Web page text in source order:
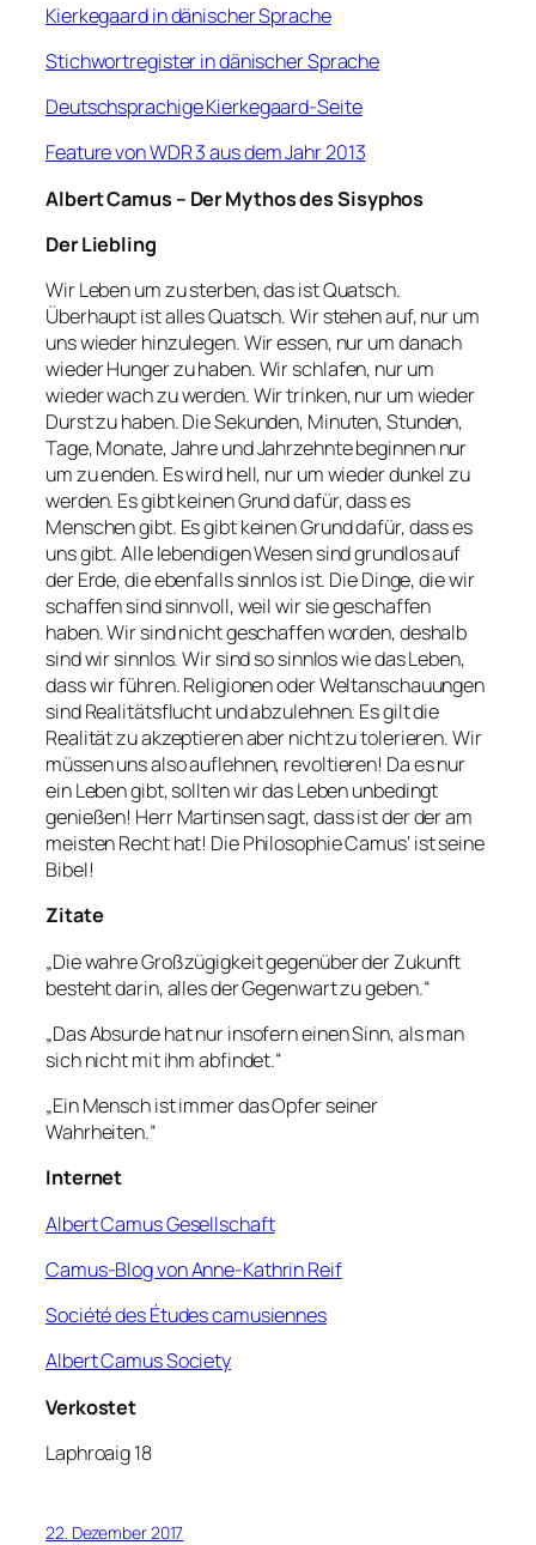
Kierkegaard in dänischer Sprache
Stichwortregister in dänischer Sprache
Deutschsprachige Kierkegaard-Seite
Feature von WDR 3 aus dem Jahr 2013
Albert Camus – Der Mythos des Sisyphos
Der Liebling
Wir Leben um zu sterben, das ist Quatsch.
Überhaupt ist alles Quatsch. Wir stehen auf, nur um
uns wieder hinzulegen. Wir essen, nur um danach
wieder Hunger zu haben. Wir schlafen, nur um
wieder wach zu werden. Wir trinken, nur um wieder
Durst zu haben. Die Sekunden, Minuten, Stunden,
Tage, Monate, Jahre und Jahrzehnte beginnen nur
um zu enden. Es wird hell, nur um wieder dunkel zu
werden. Es gibt keinen Grund dafür, dass es
Menschen gibt. Es gibt keinen Grund dafür, dass es
uns gibt. Alle lebendigen Wesen sind grundlos auf
der Erde, die ebenfalls sinnlos ist. Die Dinge, die wir
schaffen sind sinnvoll, weil wir sie geschaffen
haben. Wir sind nicht geschaffen worden, deshalb
sind wir sinnlos. Wir sind so sinnlos wie das Leben,
dass wir führen. Religionen oder Weltanschauungen
sind Realitätsflucht und abzulehnen. Es gilt die
Realität zu akzeptieren aber nicht zu tolerieren. Wir
müssen uns also auflehnen, revoltieren! Da es nur
ein Leben gibt, sollten wir das Leben unbedingt
genießen! Herr Martinsen sagt, dass ist der der am
meisten Recht hat! Die Philosophie Camus‘ ist seine
Bibel!
Zitate
„Die wahre Großzügigkeit gegenüber der Zukunft
besteht darin, alles der Gegenwart zu geben.“
„Das Absurde hat nur insofern einen Sinn, als man
sich nicht mit ihm abfindet.“
„Ein Mensch ist immer das Opfer seiner
Wahrheiten.“
Internet
Albert Camus Gesellschaft
Camus-Blog von Anne-Kathrin Reif
Société des Études camusiennes
Albert Camus Society
Verkostet
Laphroaig 18
22. Dezember 2017